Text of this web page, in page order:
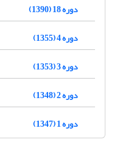
دوره 18 (1390)
دوره 4 (1355)
دوره 3 (1353)
دوره 2 (1348)
دوره 1 (1347)